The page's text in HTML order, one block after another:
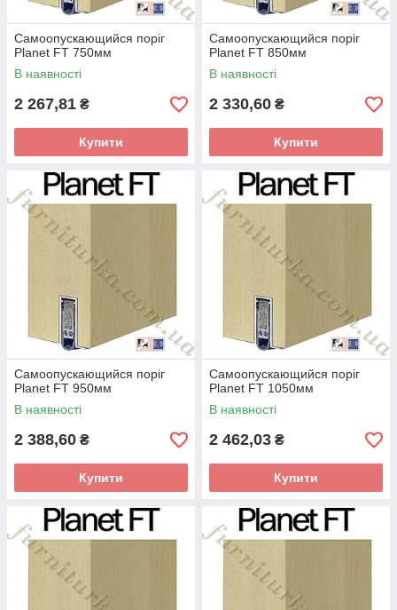
Самоопускающийся поріг
Planet FT 750мм
В наявності
2 267,81 ₴
Купити
Самоопускающийся поріг
Planet FT 850мм
В наявності
2 330,60 ₴
Купити
Самоопускающийся поріг
Planet FT 950мм
В наявності
2 388,60 ₴
Купити
Самоопускающийся поріг
Planet FT 1050мм
В наявності
2 462,03 ₴
Купити